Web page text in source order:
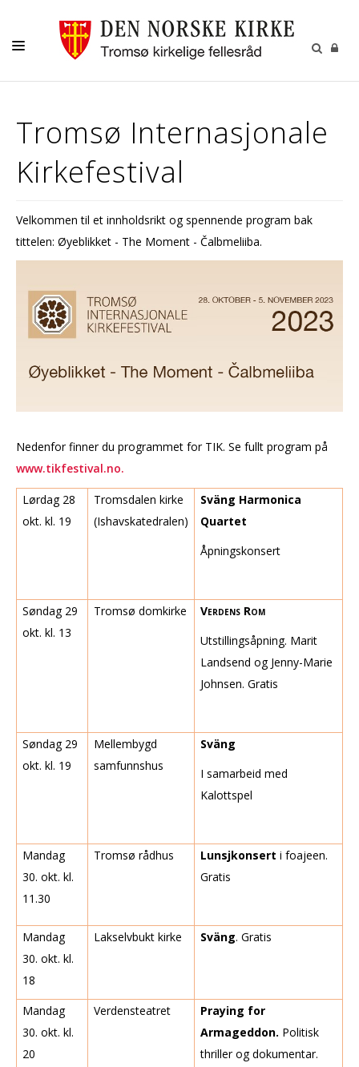
AKTIVITETER OG KONSERTER
DÅP
VIGSEL
GRAVFERD
Tromsø Internasjonale
Kirkefestival
Velkommen til et innholdsrikt og spennende program bak
tittelen: Øyeblikket - The Moment - Čalbmeliiba.
Nedenfor finner du programmet for TIK. Se fullt program på
www.tikfestival.no.
Lørdag 28
okt. kl. 19
Tromsdalen kirke
(Ishavskatedralen)
Sväng Harmonica
Quartet
Åpningskonsert
Søndag 29
okt. kl. 13
Tromsø domkirke
Verdens Rom
Utstillingsåpning. Marit
Landsend og Jenny-Marie
Johnsen. Gratis
Søndag 29
okt. kl. 19
Mellembygd
samfunnshus
Sväng
I samarbeid med
Kalottspel
Mandag
30. okt. kl.
11.30
Tromsø rådhus Lunsjkonsert i foajeen.
Gratis
Mandag
30. okt. kl.
18
Lakselvbukt kirke Sväng. Gratis
Mandag
30. okt. kl.
20
Verdensteatret
Praying for
Armageddon. Politisk
thriller og dokumentar.